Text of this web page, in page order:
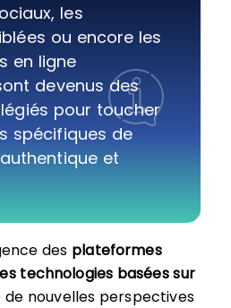
les
ou encore les
en ligne
devenus des
pour toucher
spécifiques de
et
des plateformes
technologies basées sur
de nouvelles perspectives